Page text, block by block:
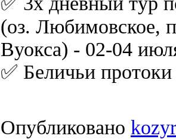
(оз. Любимовское,
Вуокса) - 02-04
✅ Беличьи
Опубликовано